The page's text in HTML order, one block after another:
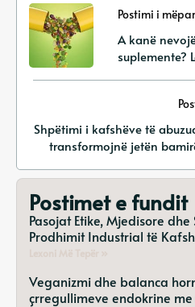
Postimi i
A kanë
suplemente?
Shpëtimi i kafshëve të
transformojnë jetën
Postimet e fundit
Pasojat Etike, Mjedisore
Prodhimit Industrial të
Veganizmi dhe balanca
çrregullimeve endokrine